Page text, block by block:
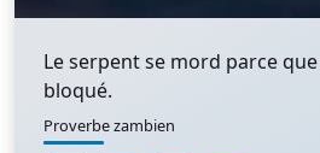
Le serpent se mord parce
bloqué.
Proverbe zambien